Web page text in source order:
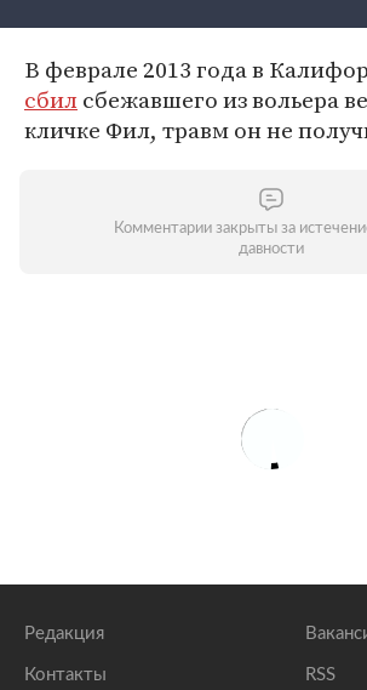
В феврале 2013 года в
сбилсбежавшего из вольера
кличке Фил, травм он не
Комментарии закрыты за
давности
Редакция
Контакты RSS